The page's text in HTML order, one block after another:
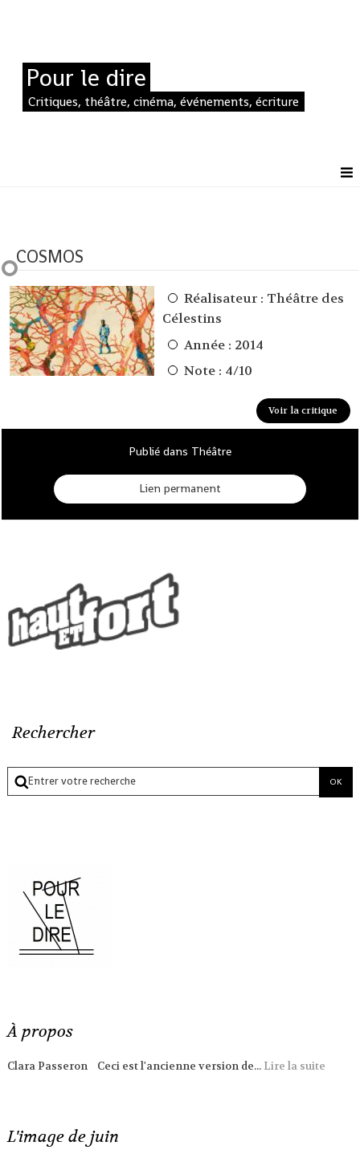
Pour le dire
Critiques, théâtre, cinéma, événements, écriture
Rechercher
À propos
Clara Passeron Ceci est l'ancienne version de... Lire la suite
L'image de juin
COSMOS
Réalisateur : Théâtre des
Célestins
Année : 2014
Note : 4/10
Voir la critique
Publié dans Théâtre
Lien permanent